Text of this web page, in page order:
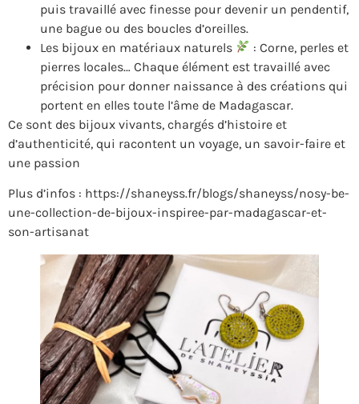
puis travaillé avec finesse pour devenir un pendentif,
une bague ou des boucles d’oreilles.
Les bijoux en matériaux naturels
: Corne, perles et
pierres locales… Chaque élément est travaillé avec
précision pour donner naissance à des créations qui
portent en elles toute l’âme de Madagascar.
Ce sont des bijoux vivants, chargés d’histoire et
d’authenticité, qui racontent un voyage, un savoir-faire et
une passion
Plus d’infos : https://shaneyss.fr/blogs/shaneyss/nosy-be-
une-collection-de-bijoux-inspiree-par-madagascar-et-
son-artisanat